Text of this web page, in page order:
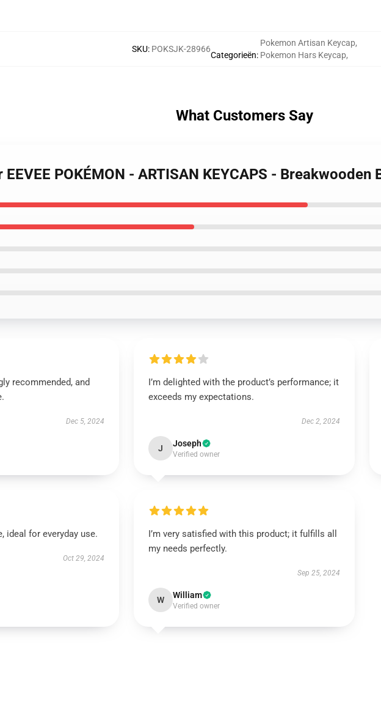
SKU: POKSJK-28966
Categorieën:
Pokemon Artisan Keycap,
Pokemon Hars Keycap,
What Customers Say
POKÉMON - ARTISAN KEYCAPS - Breakwooden
recommended, and
Dec 5, 2024
I’m delighted with the product’s performance; it
exceeds my expectations.
Dec 2, 2024
J Joseph
Verified owner
ideal for everyday use.
Oct 29, 2024
I’m very satisfied with this product; it fulfills all
my needs perfectly.
Sep 25, 2024
W William
Verified owner